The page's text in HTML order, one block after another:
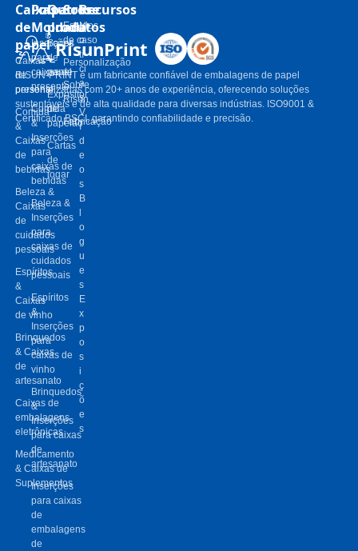
Caixas
de
papel
Caixas
de
presente
Comida
&
Caixas
de
bebidas
Beleza &
Caixas
de
cuidados
pessoais
Espíritos
&
Caixas
de vinho
Brinquedos
& Caixas
de
artesanato
Caixas de
embalagens
eletrônicas
Medicamento
& Caixas de
Suplementos
Polpa
Moldada
Inserções
para
caixas de
presente
Comida
&
Inserções
para
caixas de
bebidas
Beleza &
Inserções
para
caixas de
cuidados
pessoais
Espíritos
&
Inserções
para
caixas de
vinho
Brinquedos
&
Inserções
para caixas
de
artesanato
Inserções
para caixas
de
embalagens
de
Outros
produtos
Sacos
de
papel
Expositor
de
papelão
Cartas
de
jogar
Sobre
Estudos
de caso
Personalização
Sobre
Risun
Fabricação
Recursos
N
o
tí
ci
a
s
V
í
d
e
o
s
B
o
g
u
e
s
E
x
p
o
s
i
ç
õ
e
s
RisunPrint
RISUN-PRINT é um fabricante confiável de embalagens de papel
personalizadas com 20+ anos de experiência, oferecendo soluções
sustentáveis ​​e de alta qualidade para diversas indústrias. ISO9001 &
Certificado BSCI, garantindo confiabilidade e precisão.